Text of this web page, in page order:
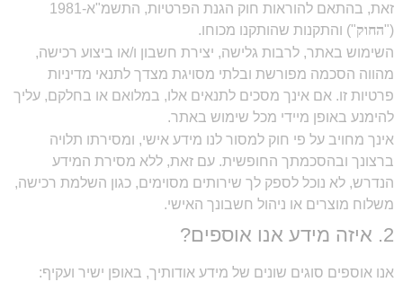
זאת, בהתאם להוראות חוק הגנת הפרטיות, התשמ"א-1981
("החוק") והתקנות שהותקנו מכוחו.
השימוש באתר, לרבות גלישה, יצירת חשבון ו/או ביצוע רכישה,
מהווה הסכמה מפורשת ובלתי מסויגת מצדך לתנאי מדיניות
פרטיות זו. אם אינך מסכים לתנאים אלו, במלואם או בחלקם, עליך
להימנע באופן מיידי מכל שימוש באתר.
אינך מחויב על פי חוק למסור לנו מידע אישי, ומסירתו תלויה
ברצונך ובהסכמתך החופשית. עם זאת, ללא מסירת המידע
הנדרש, לא נוכל לספק לך שירותים מסוימים, כגון השלמת רכישה,
משלוח מוצרים או ניהול חשבונך האישי.
2. איזה מידע אנו אוספים?
אנו אוספים סוגים שונים של מידע אודותיך, באופן ישיר ועקיף: